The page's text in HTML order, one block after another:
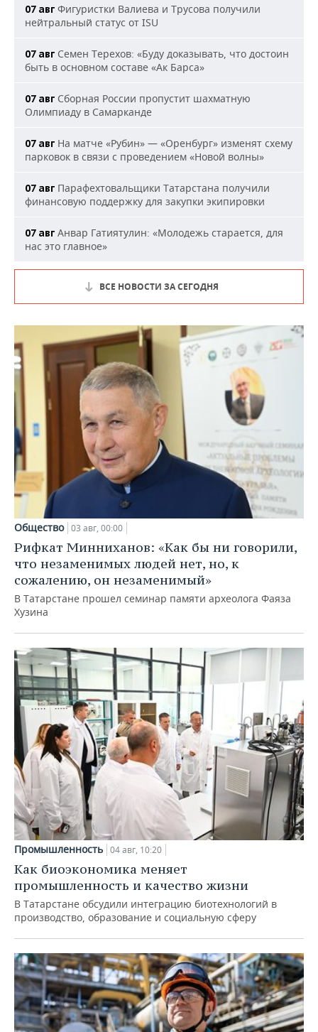
07 авг Фигуристки Валиева и Трусова получили
нейтральный статус от ISU
07 авг Семен Терехов: «Буду доказывать, что достоин
быть в основном составе «Ак Барса»
07 авг Сборная России пропустит шахматную
Олимпиаду в Самарканде
07 авг На матче «Рубин» — «Оренбург» изменят схему
парковок в связи с проведением «Новой волны»
07 авг Парафехтовальщики Татарстана получили
финансовую поддержку для закупки экипировки
07 авг Анвар Гатиятулин: «Молодежь старается, для
нас это главное»
ВСЕ НОВОСТИ ЗА СЕГОДНЯ
Общество 03 авг, 00:00
Рифкат Минниханов: «Как бы ни говорили,
что незаменимых людей нет, но, к
сожалению, он незаменимый»
В Татарстане прошел семинар памяти археолога Фаяза
Хузина
Промышленность 04 авг, 10:20
Как биоэкономика меняет
промышленность и качество жизни
В Татарстане обсудили интеграцию биотехнологий в
производство, образование и социальную сферу